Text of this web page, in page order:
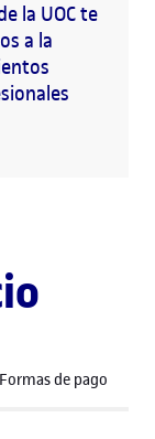
la UOC te
a la
Formas de pago